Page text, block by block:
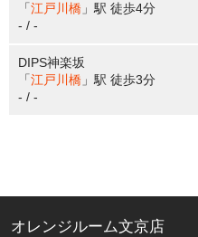
「江戸川橋 」駅 徒歩4分
- / -
DIPS神楽坂
「江戸川橋 」駅 徒歩3分
- / -
オレンジルーム文京店